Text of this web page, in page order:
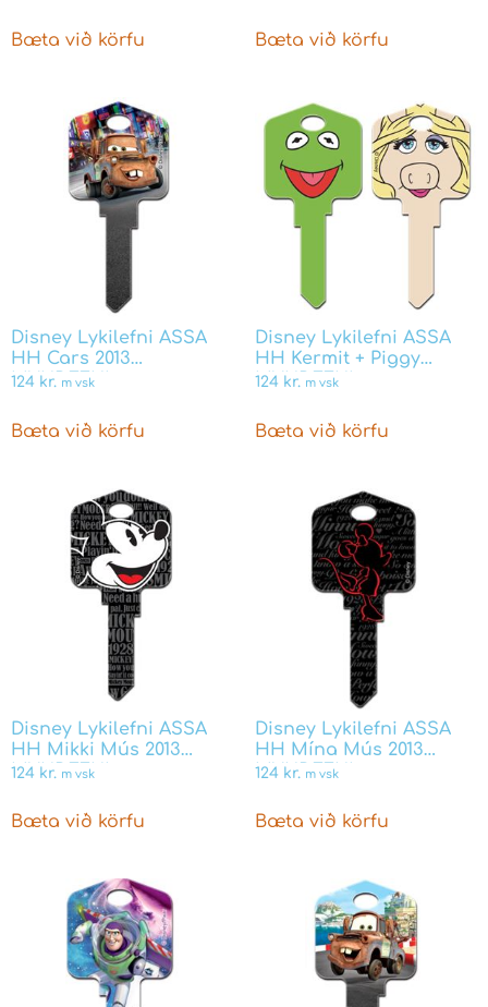
Bæta við körfu Bæta við körfu
Disney Lykilefni ASSA
HH Cars 2013
MYNDEFNI
124 kr. m vsk
Bæta við körfu
Disney Lykilefni ASSA
HH Kermit + Piggy
MYNDEFNI
124 kr. m vsk
Bæta við körfu
Disney Lykilefni ASSA
HH Mikki Mús 2013
MYNDEFNI
124 kr. m vsk
Bæta við körfu
Disney Lykilefni ASSA
HH Mína Mús 2013
MYNDEFNI
124 kr. m vsk
Bæta við körfu